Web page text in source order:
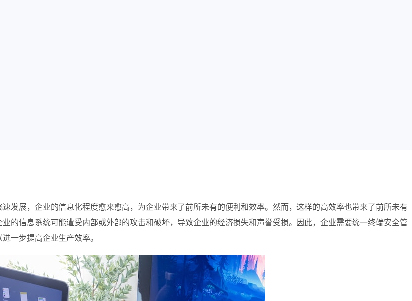
速发展，企业的信息化程度愈来愈高，为企业带来了前所未有的便利和效率。然而，这样的高效率也带来了前所未有
业的信息系统可能遭受内部或外部的攻击和破坏，导致企业的经济损失和声誉受损。因此，企业需要统一终端安全管
一步提高企业生产效率。